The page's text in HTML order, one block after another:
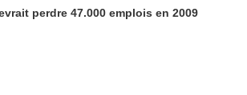
perdre 47.000 emplois en 2009